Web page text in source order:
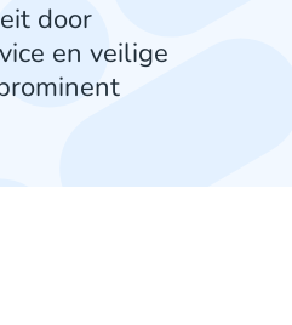
door
en veilige